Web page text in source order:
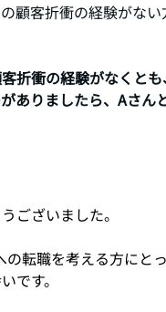
顧客折衝の経験がな
折衝の経験がなくと
ありましたら、Aさん
ございました。
です。